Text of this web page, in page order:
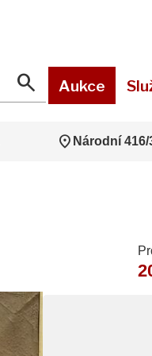
search Aukce
location_on Národní 416/